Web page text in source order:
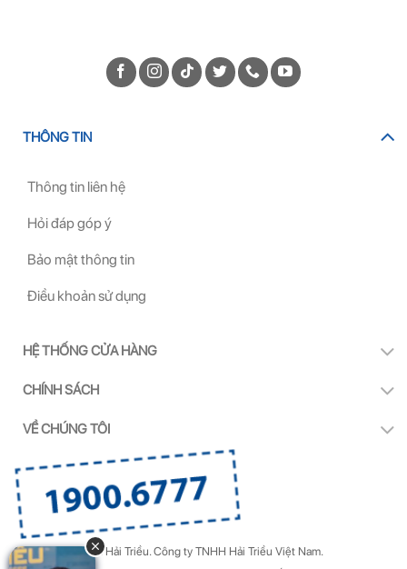
THÔNG TIN
Thông tin liên hệ
Hỏi đáp góp ý
Bảo mật thông tin
Điều khoản sử dụng
HỆ THỐNG CỬA HÀNG
CHÍNH SÁCH
VỀ CHÚNG TÔI
Copyright by Kính Hải Triều. Công ty TNHH Hải Triều Việt Nam.